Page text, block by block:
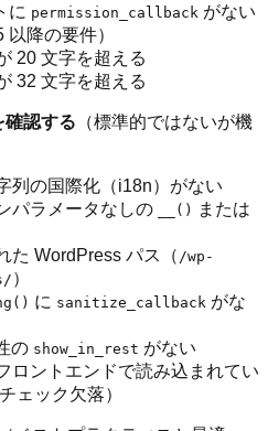
に permission_callback がない
以降の要件）
20 文字を超える
32 文字を超える
確認する （標準的ではないが機
列の国際化（i18n）がない
パラメータなしの
__() または
た WordPress パス（ /wp-
）
に sanitize_callback がな
の show_in_rest がない
ロントエンドで読み込まれてい
チェック欠落）